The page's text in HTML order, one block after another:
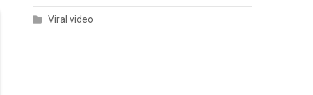
Viral video